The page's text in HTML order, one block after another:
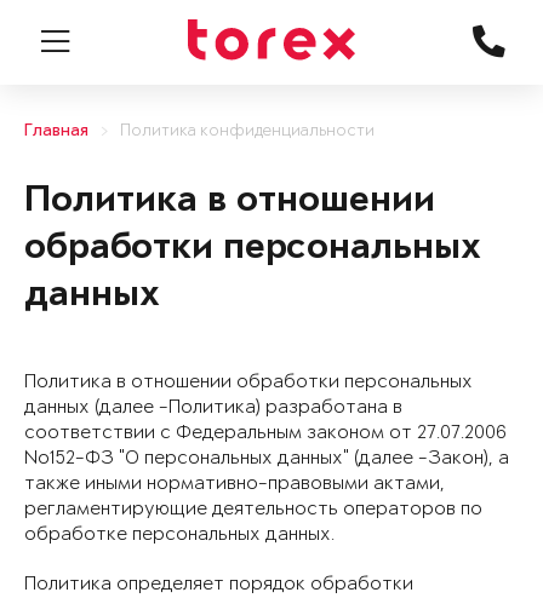
Главная Политика конфиденциальности
Политика в отношении
обработки персональных
данных
Политика в отношении обработки персональных
данных (далее -Политика) разработана в
соответствии с Федеральным законом от 27.07.2006
No152-ФЗ "О персональных данных" (далее -Закон), а
также иными нормативно-правовыми актами,
регламентирующие деятельность операторов по
обработке персональных данных.
Политика определяет порядок обработки